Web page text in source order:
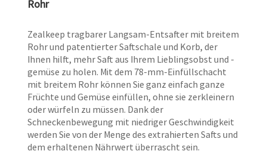
Rohr
Zealkeep tragbarer Langsam-Entsafter mit breitem
Rohr und patentierter Saftschale und Korb, der
Ihnen hilft, mehr Saft aus Ihrem Lieblingsobst und -
gemüse zu holen. Mit dem 78-mm-Einfüllschacht
mit breitem Rohr können Sie ganz einfach ganze
Früchte und Gemüse einfüllen, ohne sie zerkleinern
oder würfeln zu müssen. Dank der
Schneckenbewegung mit niedriger Geschwindigkeit
werden Sie von der Menge des extrahierten Safts und
dem erhaltenen Nährwert überrascht sein.